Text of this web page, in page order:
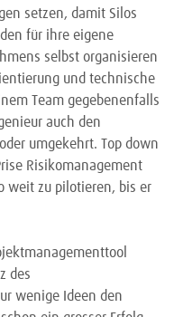
setzen, damit Silos
für ihre eigene
selbst organisieren
und technische
Team gegebenenfalls
auch den
umgekehrt. Top down
Risikomanagement
weit zu pilotieren, bis er
des
wenige Ideen den